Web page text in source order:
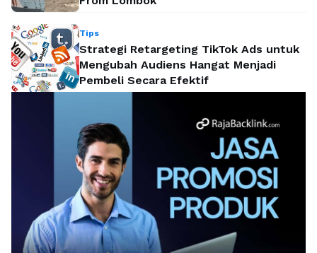
Tips
Strategi Retargeting TikTok Ads untuk
Mengubah Audiens Hangat Menjadi
Pembeli Secara Efektif